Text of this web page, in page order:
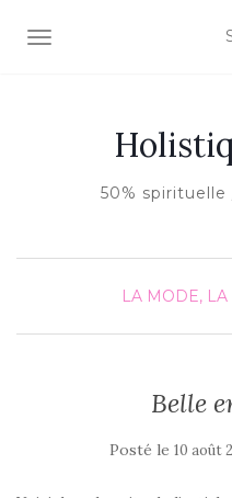
AFFICHER/MASQUER
50% spirituelle
LA MODE,
Belle
Posté le 10 août